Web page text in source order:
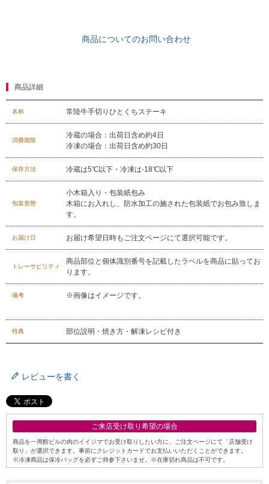
029-254-2441
受付：9:00～17:30 (日曜日を除く)
商品についてのお問い合わせ
商品詳細
名称 常陸牛手切りひとくちステーキ
消費期限
冷蔵の場合：出荷日含め約4日
冷凍の場合：出荷日含め約30日
保存方法 冷蔵は5℃以下・冷凍は-18℃以下
包装形態
小木箱入り・包装紙包み
木箱にお入れし、防水加工の施された包装紙でお包み致しま
す。
お届け日 お届け希望日時もご注文ページにて選択可能です。
トレーサビリティ
商品部位と個体識別番号を記載したラベルを商品に貼ってお
ります。
備考 ※画像はイメージです。
特典 部位説明・焼き方・解凍レシピ付き
レビューを書く
ご来店受け取り希望の場合
商品を一周館ビルの肉のイイジマでお受け取りしたい方に、ご注文ページにて「店舗受け
取り」が選択できます。事前にクレジットカードでお支払いいただくことができます。
※冷凍商品は保冷バッグを必ずご持参下さいませ。※在庫切れ商品は不可です。